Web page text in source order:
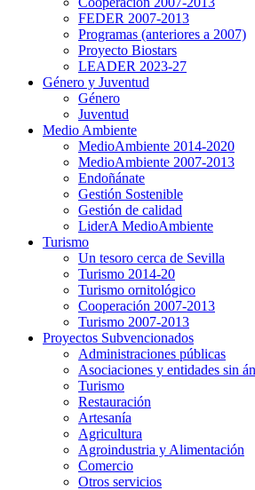
FEDER 2007-2013
Programas (anteriores a 2007)
Proyecto Biostars
LEADER 2023-27
Género y Juventud
Género
Juventud
Medio Ambiente
MedioAmbiente 2014-2020
MedioAmbiente 2007-2013
Endoñánate
Gestión Sostenible
Gestión de calidad
LiderA MedioAmbiente
Turismo
Un tesoro cerca de Sevilla
Turismo 2014-20
Turismo ornitológico
Cooperación 2007-2013
Turismo 2007-2013
Proyectos Subvencionados
Administraciones públicas
Asociaciones y entidades sin
Turismo
Restauración
Artesanía
Agricultura
Agroindustria y Alimentación
Comercio
Otros servicios